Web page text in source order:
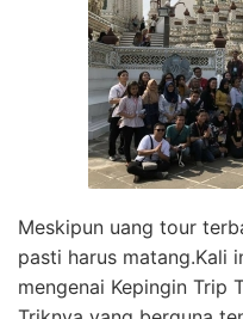
Meskipun uang tour
pasti harus matang.Kali
mengenai Kepingin Trip